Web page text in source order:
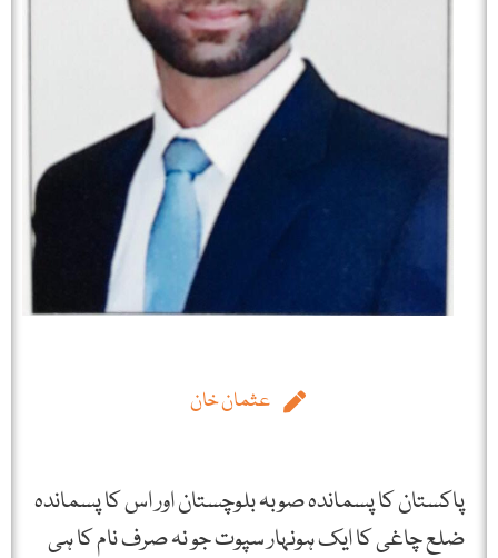
عثمان خان
پاکستان کا پسماندہ صوبہ بلوچستان اور اس کا پسماندہ
ضلع چاغی کا ایک ہونہار سپوت جو نہ صرف نام کا ہی